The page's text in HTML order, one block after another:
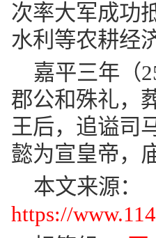
次率大军成功
水利等农耕经
嘉平三年（
郡公和殊礼，
王后，追谥司
懿为宣皇帝，
本文来源：
https://